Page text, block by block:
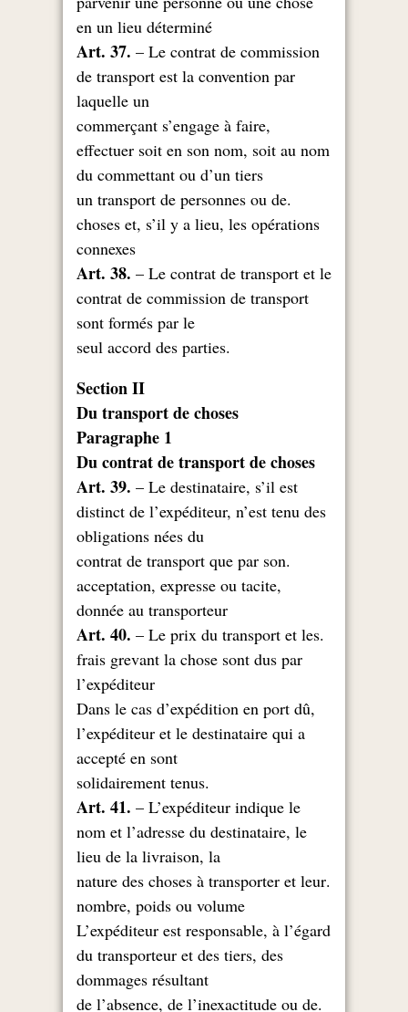
en un lieu déterminé
Art. 37. – Le contrat de commission
de transport est la convention par
laquelle un
,commerçant s’engage à faire
effectuer soit en son nom, soit au nom
du commettant ou d’un tiers
.un transport de personnes ou de
choses et, s’il y a lieu, les opérations
connexes
Art. 38. – Le contrat de transport et le
contrat de commission de transport
sont formés par le
.seul accord des parties
Section II
Du transport de choses
Paragraphe 1
Du contrat de transport de choses
Art. 39. – Le destinataire, s’il est
distinct de l’expéditeur, n’est tenu des
obligations nées du
.contrat de transport que par son
acceptation, expresse ou tacite,
donnée au transporteur
.
Art. 40. – Le prix du transport et les
frais grevant la chose sont dus par
l’expéditeur
Dans le cas d’expédition en port dû,
l’expéditeur et le destinataire qui a
accepté en sont
.solidairement tenus
Art. 41. – L’expéditeur indique le
nom et l’adresse du destinataire, le
lieu de la livraison, la
.nature des choses à transporter et leur
nombre, poids ou volume
L’expéditeur est responsable, à l’égard
du transporteur et des tiers, des
dommages résultant
.de l’absence, de l’inexactitude ou de